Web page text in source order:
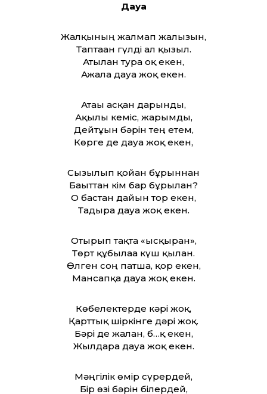
Дауа
Жалқының жалмап жалғызын,
Таптаған гүлді ал қызыл.
Атылған тура оқ екен,
Ажалға дауа жоқ екен.
Атағы асқан дарынды,
Ақылы кеміс, жарымды,
Дейтұғын бәрін тең етем,
Көрге де дауа жоқ екен,
Сызылып қойған бұрыннан
Бағыт­тан кім бар бұрылған?
О бастан дайын тор екен,
Тағдырға дауа жоқ екен.
Отырып тақта «ысқырған»,
Төрт құбылаға күш қылған.
Өлген соң патша, қор екен,
Мансапқа дауа жоқ екен.
Көбелектерде кәрі жоқ,
Қарт­тық шіркінге дәрі жоқ.
Бәрі де жалған, б…қ екен,
Жылдарға дауа жоқ екен.
Мәңгілік өмір сүрердей,
Бір өзі бәрін білердей,